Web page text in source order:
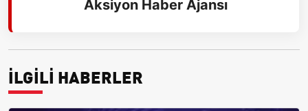
Aksiyon Haber Ajansı
İLGİLİ HABERLER